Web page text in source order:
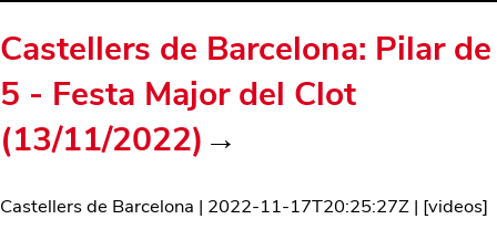
Castellers de Barcelona: Pilar de
5 - Festa Major del Clot
(13/11/2022) →
Castellers de Barcelona | 2022-11-17T20:25:27Z | [videos]